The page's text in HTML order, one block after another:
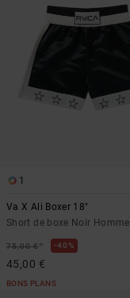
1
Va X Ali Boxer 18"
Short de boxe Noir Homme
75,00 €* 40%
45,00 €
BONS PLANS